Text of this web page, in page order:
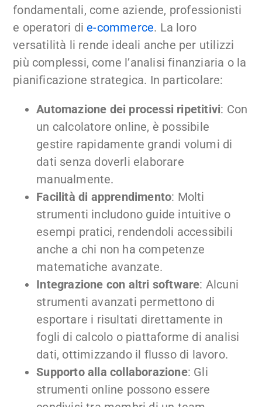
fondamentali, come aziende, professionisti
e operatori di e-commerce. La loro
versatilità li rende ideali anche per utilizzi
più complessi, come l’analisi finanziaria o la
pianificazione strategica. In particolare:
Automazione dei processi ripetitivi: Con
un calcolatore online, è possibile
gestire rapidamente grandi volumi di
dati senza doverli elaborare
manualmente.
Facilità di apprendimento: Molti
strumenti includono guide intuitive o
esempi pratici, rendendoli accessibili
anche a chi non ha competenze
matematiche avanzate.
Integrazione con altri software: Alcuni
strumenti avanzati permettono di
esportare i risultati direttamente in
fogli di calcolo o piattaforme di analisi
dati, ottimizzando il flusso di lavoro.
Supporto alla collaborazione: Gli
strumenti online possono essere